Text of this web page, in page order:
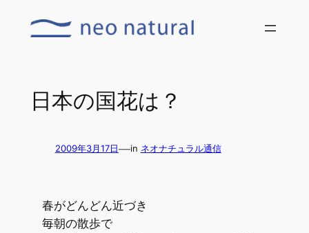
日本の国花は？
2009年3月17日 —in ネオナチュラル通信
春がどんどん近づき
毎朝の散歩で